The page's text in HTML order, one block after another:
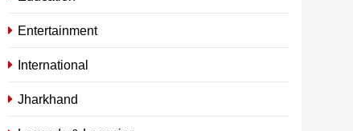
Entertainment
International
Jharkhand